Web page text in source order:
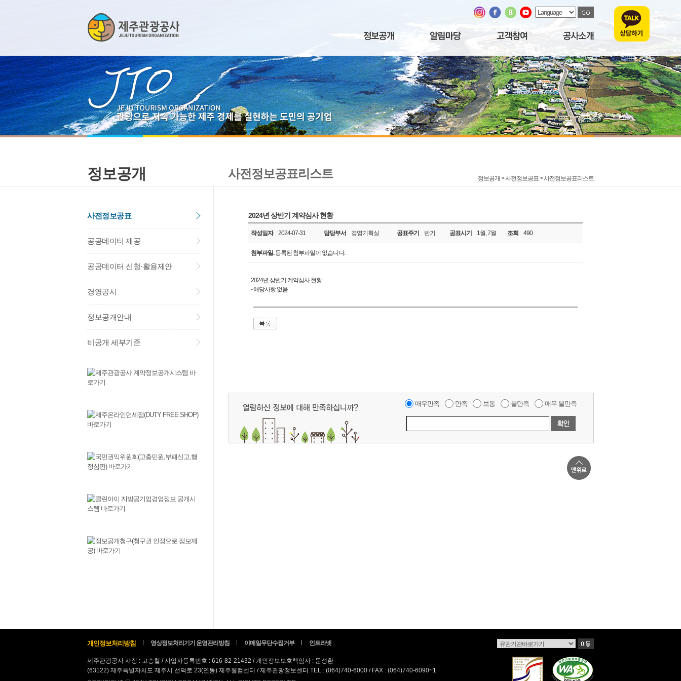
정보공개
사전정보공표
공공데이터 제공
공공데이터 신청·활용제안
경영공시
정보공개안내
비공개 세부기준
정보공개 > 사전정보공표 >사전정보공표리스트
사전정보공표리스트
2024년 상반기 계약심사 현황
작성일자 2024-07-31 담당부서 경영기획실 공표주기 반기 공표시기 1월, 7월 조회 490
첨부파일.등록된 첨부파일이 없습니다.
2024년 상반기 계약심사 현황
- 해당사항 없음
매우만족 만족 보통 불만족 매우 불만족
개인정보처리방침 영상정보처리기기 운영관리방침 이메일무단수집거부 인트라넷
제주관광공사 사장 : 고승철 / 사업자등록번호 : 616-82-21432 / 개인정보보호책임자 : 문성환
(63122) 제주특별자치도 제주시 선덕로 23(연동) 제주웰컴센터 / 제주관광정보센터 TEL : (064)740-6000 / FAX : (064)740-6090~1